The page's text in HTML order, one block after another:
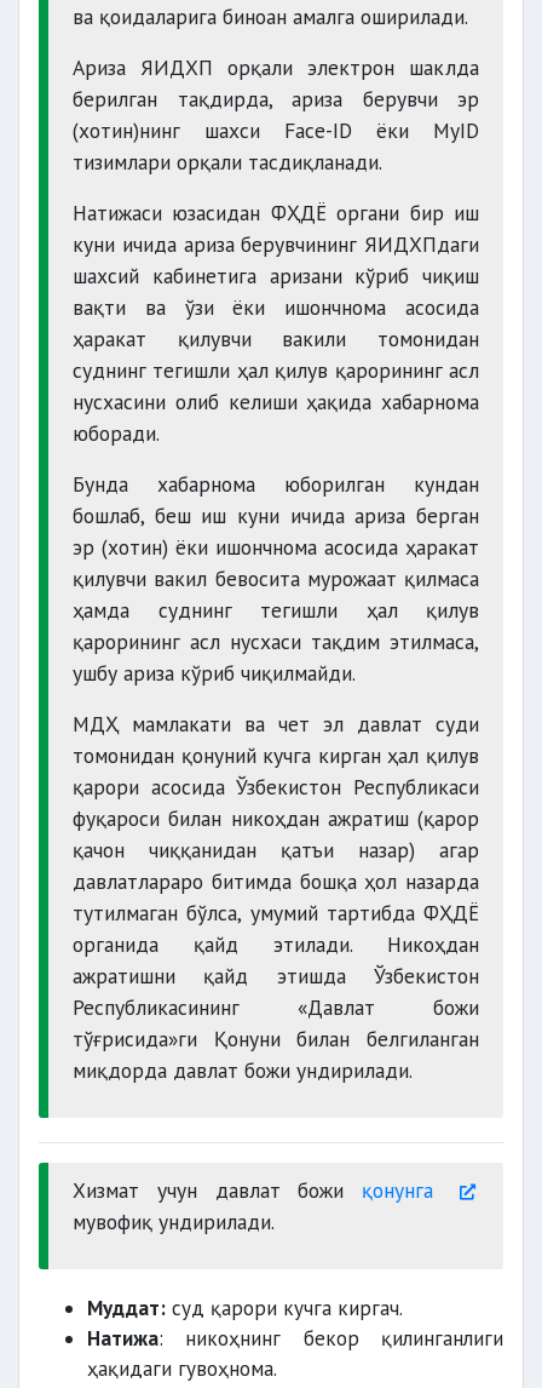
ва қоидаларига биноан амалга оширилади.
Ариза ЯИДХП орқали электрон шаклда
берилган тақдирда, ариза берувчи эр
(хотин)нинг шахси Face-ID ёки MyID
тизимлари орқали тасдиқланади.
Натижаси юзасидан ФҲДЁ органи бир иш
куни ичида ариза берувчининг ЯИДХПдаги
шахсий кабинетига аризани кўриб чиқиш
вақти ва ўзи ёки ишончнома асосида
ҳаракат қилувчи вакили томонидан
суднинг тегишли ҳал қилув қарорининг асл
нусхасини олиб келиши ҳақида хабарнома
юборади.
Бунда хабарнома юборилган кундан
бошлаб, беш иш куни ичида ариза берган
эр (хотин) ёки ишончнома асосида ҳаракат
қилувчи вакил бевосита мурожаат қилмаса
ҳамда суднинг тегишли ҳал қилув
қарорининг асл нусхаси тақдим этилмаса,
ушбу ариза кўриб чиқилмайди.
МДҲ мамлакати ва чет эл давлат суди
томонидан қонуний кучга кирган ҳал қилув
қарори асосида Ўзбекистон Республикаси
фуқароси билан никоҳдан ажратиш (қарор
қачон чиққанидан қатъи назар) агар
давлатлараро битимда бошқа ҳол назарда
тутилмаган бўлса, умумий тартибда ФҲДЁ
органида қайд этилади. Никоҳдан
ажратишни қайд этишда Ўзбекистон
Республикасининг «Давлат божи
тўғрисида»ги Қонуни билан белгиланган
миқдорда давлат божи ундирилади.
Хизмат учун давлат божи қонунга
мувофиқ ундирилади.
Муддат: суд қарори кучга киргач.
Натижа: никоҳнинг бекор қилинганлиги
ҳақидаги гувоҳнома.